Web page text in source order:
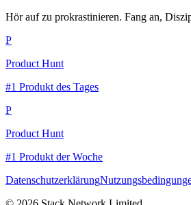
Hör auf zu prokrastinieren. Fang an,
P
Product Hunt
#1 Produkt des Tages
P
Product Hunt
#1 Produkt der Woche
Datenschutzerklärung